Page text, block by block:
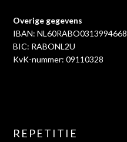
Overige gegevens
IBAN: NL60RABO0313994668
BIC: RABONL2U
KvK-nummer: 09110328
REPETITIE